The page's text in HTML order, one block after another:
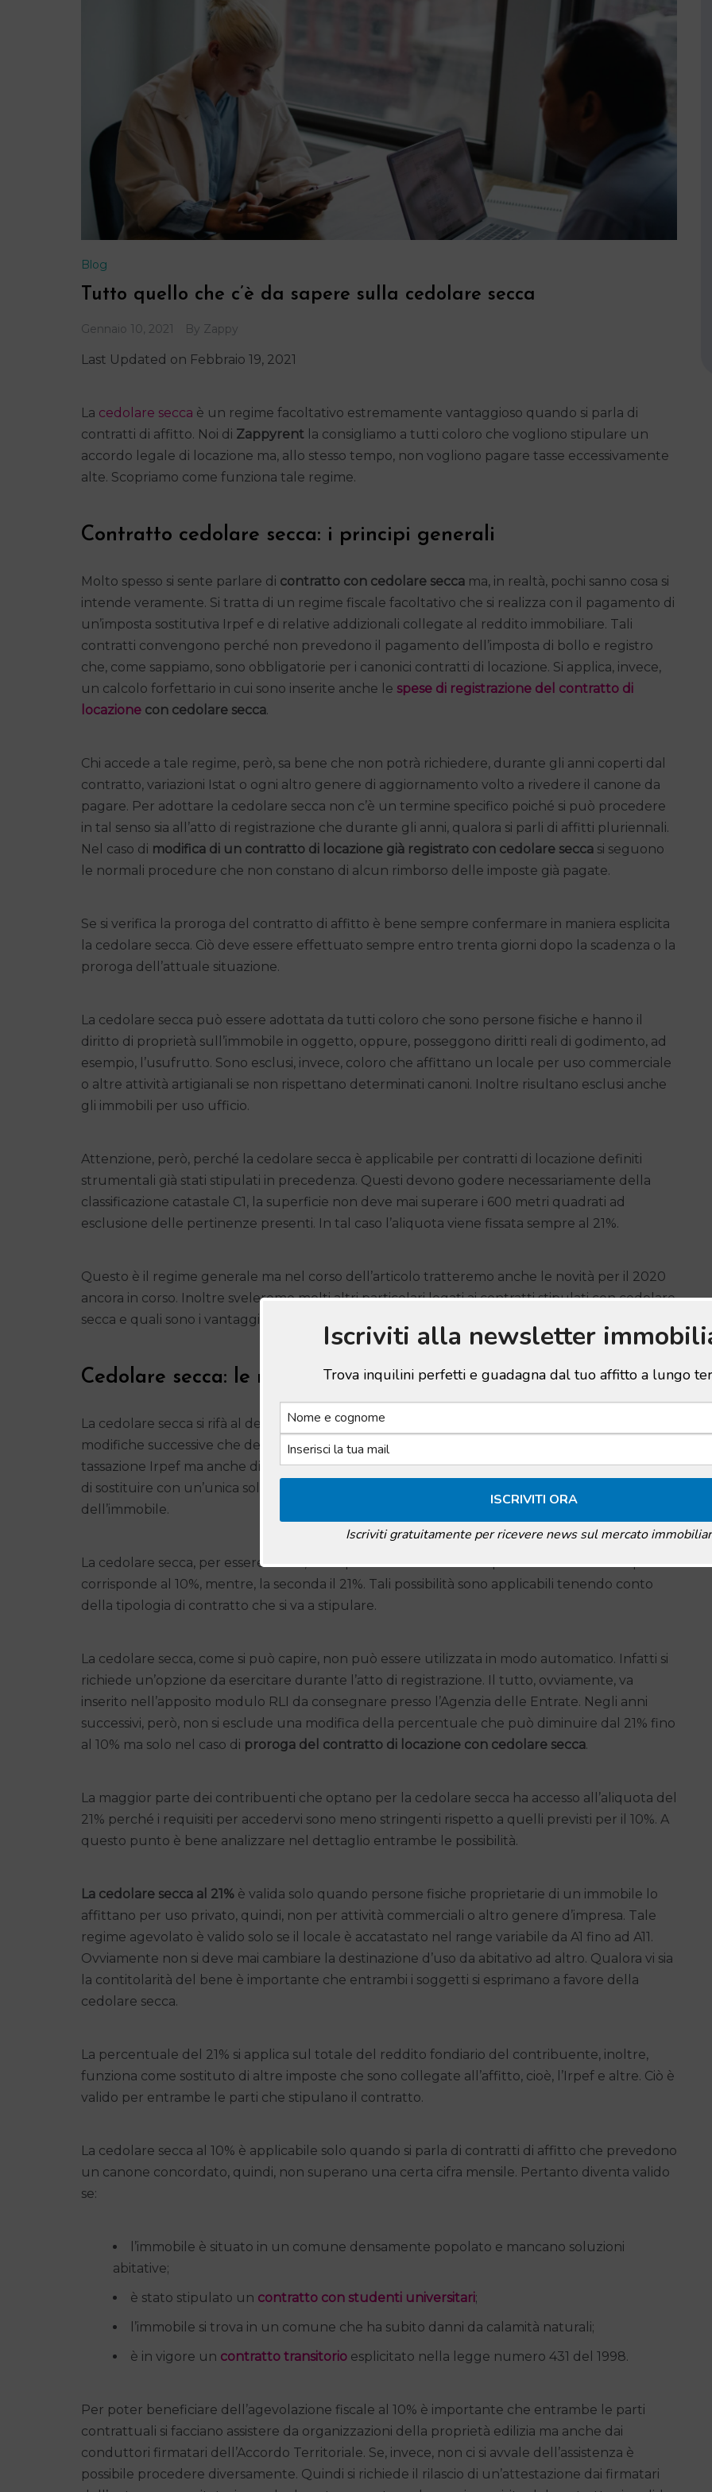
Blog
Tutto quello che c’è da sapere sulla cedolare secca
Gennaio 10, 2021 By Zappy
Last Updated on Febbraio 19, 2021
La cedolare secca è un regime facoltativo estremamente vantaggioso quando si parla di
contratti di affitto. Noi di Zappyrent la consigliamo a tutti coloro che vogliono stipulare un
accordo legale di locazione ma, allo stesso tempo, non vogliono pagare tasse eccessivamente
alte. Scopriamo come funziona tale regime.
Contratto cedolare secca: i principi generali
Molto spesso si sente parlare di contratto con cedolare secca ma, in realtà, pochi sanno cosa si
intende veramente. Si tratta di un regime fiscale facoltativo che si realizza con il pagamento di
un’imposta sostitutiva Irpef e di relative addizionali collegate al reddito immobiliare. Tali
contratti convengono perché non prevedono il pagamento dell’imposta di bollo e registro
che, come sappiamo, sono obbligatorie per i canonici contratti di locazione. Si applica, invece,
un calcolo forfettario in cui sono inserite anche le spese di registrazione del contratto di
locazione con cedolare secca.
Chi accede a tale regime, però, sa bene che non potrà richiedere, durante gli anni coperti dal
contratto, variazioni Istat o ogni altro genere di aggiornamento volto a rivedere il canone da
pagare. Per adottare la cedolare secca non c’è un termine specifico poiché si può procedere
in tal senso sia all’atto di registrazione che durante gli anni, qualora si parli di affitti pluriennali.
Nel caso di modifica di un contratto di locazione già registrato con cedolare secca si seguono
le normali procedure che non constano di alcun rimborso delle imposte già pagate.
Se si verifica la proroga del contratto di affitto è bene sempre confermare in maniera esplicita
la cedolare secca. Ciò deve essere effettuato sempre entro trenta giorni dopo la scadenza o la
proroga dell’attuale situazione.
La cedolare secca può essere adottata da tutti coloro che sono persone fisiche e hanno il
diritto di proprietà sull’immobile in oggetto, oppure, posseggono diritti reali di godimento, ad
esempio, l’usufrutto. Sono esclusi, invece, coloro che affittano un locale per uso commerciale
o altre attività artigianali se non rispettano determinati canoni. Inoltre risultano esclusi anche
gli immobili per uso ufficio.
Attenzione, però, perché la cedolare secca è applicabile per contratti di locazione definiti
strumentali già stati stipulati in precedenza. Questi devono godere necessariamente della
classificazione catastale C1, la superficie non deve mai superare i 600 metri quadrati ad
esclusione delle pertinenze presenti. In tal caso l’aliquota viene fissata sempre al 21%.
Questo è il regime generale ma nel corso dell’articolo tratteremo anche le novità per il 2020
ancora in corso. Inoltre sveleremo molti altri particolari legati ai contratti stipulati con cedolare
secca e quali sono i vantaggi.
Cedolare secca: le novità
La cedolare secca si rifà al decreto legislativo del 14 marzo 2011 numero 23, comprese le
modifiche successive che descrivono con maggiore precisione l’applicazione del regime di
tassazione Irpef ma anche di tutto ciò che è correlato al reddito fondiario. L’obiettivo è quello
di sostituire con un’unica soluzione tutto ciò che, normalmente viene pagato sul canone
dell’immobile.
La cedolare secca, per essere valida, deve prevedere solo due aliquote di tassazione. La prima
corrisponde al 10%, mentre, la seconda il 21%. Tali possibilità sono applicabili tenendo conto
della tipologia di contratto che si va a stipulare.
La cedolare secca, come si può capire, non può essere utilizzata in modo automatico. Infatti si
richiede un’opzione da esercitare durante l’atto di registrazione. Il tutto, ovviamente, va
inserito nell’apposito modulo RLI da consegnare presso l’Agenzia delle Entrate. Negli anni
successivi, però, non si esclude una modifica della percentuale che può diminuire dal 21% fino
al 10% ma solo nel caso di proroga del contratto di locazione con cedolare secca.
La maggior parte dei contribuenti che optano per la cedolare secca ha accesso all’aliquota del
21% perché i requisiti per accedervi sono meno stringenti rispetto a quelli previsti per il 10%. A
questo punto è bene analizzare nel dettaglio entrambe le possibilità.
La cedolare secca al 21% è valida solo quando persone fisiche proprietarie di un immobile lo
affittano per uso privato, quindi, non per attività commerciali o altro genere d’impresa. Tale
regime agevolato è valido solo se il locale è accatastato nel range variabile da A1 fino ad A11.
Ovviamente non si deve mai cambiare la destinazione d’uso da abitativo ad altro. Qualora vi sia
la contitolarità del bene è importante che entrambi i soggetti si esprimano a favore della
cedolare secca.
La percentuale del 21% si applica sul totale del reddito fondiario del contribuente, inoltre,
funziona come sostituto di altre imposte che sono collegate all’affitto, cioè, l’Irpef e altre. Ciò è
valido per entrambe le parti che stipulano il contratto.
La cedolare secca al 10% è applicabile solo quando si parla di contratti di affitto che prevedono
un canone concordato, quindi, non superano una certa cifra mensile. Pertanto diventa valido
se:
l’immobile è situato in un comune densamente popolato e mancano soluzioni
abitative;
è stato stipulato un contratto con studenti universitari;
l’immobile si trova in un comune che ha subito danni da calamità naturali;
è in vigore un contratto transitorio esplicitato nella legge numero 431 del 1998.
Per poter beneficiare dell’agevolazione fiscale al 10% è importante che entrambe le parti
contrattuali si facciano assistere da organizzazioni della proprietà edilizia ma anche dai
conduttori firmatari dell’Accordo Territoriale. Se, invece, non ci si avvale dell’assistenza è
possibile procedere diversamente. Quindi si richiede il rilascio di un’attestazione dai firmatari
Iscriviti alla newsletter
Trova inquilini perfetti e guadagna dal tuo affitto a lungo
Iscriviti gratuitamente per ricevere news sul mercato